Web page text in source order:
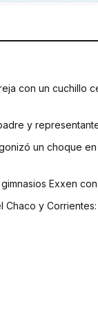
con un cuchillo
y
un choque
Exxen
Chaco y Corrientes: